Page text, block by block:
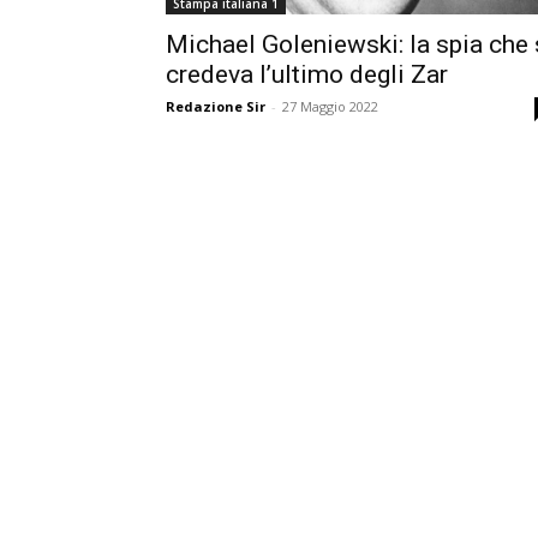
Stampa italiana 1
Michael Goleniewski: la spia che
credeva l’ultimo degli Zar
Redazione Sir - 27 Maggio 2022